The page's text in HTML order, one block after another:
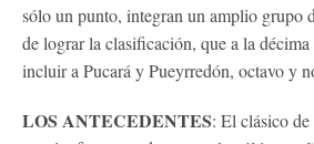
sólo un punto, integran un amplio grupo
de lograr la clasificación, que a la
incluir a Pucará y Pueyrredón, octavo y
LOS ANTECEDENTES: El clásico